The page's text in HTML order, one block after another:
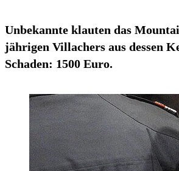
Unbekannte klauten das
jährigen Villachers aus dessen
Schaden: 1500 Euro.